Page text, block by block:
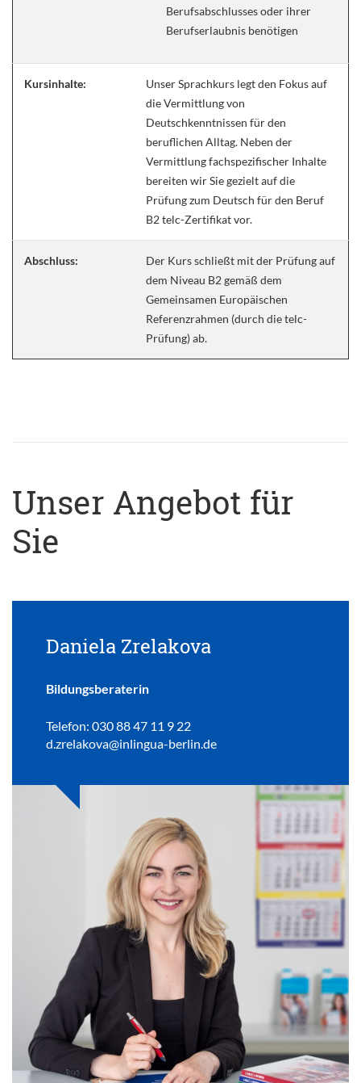
Berufsabschlusses oder ihrer
Berufserlaubnis benötigen
Kursinhalte:
Unser Sprachkurs legt den Fokus auf
die Vermittlung von
Deutschkenntnissen für den
beruflichen Alltag. Neben der
Vermittlung fachspezifischer Inhalte
bereiten wir Sie gezielt auf die
Prüfung zum Deutsch für den Beruf
B2 telc-Zertifikat vor.
Abschluss:
Der Kurs schließt mit der Prüfung auf
dem Niveau B2 gemäß dem
Gemeinsamen Europäischen
Referenzrahmen (durch die telc-
Prüfung) ab.
Unser Angebot für
Sie
Daniela Zrelakova
Bildungsberaterin
Telefon: 030 88 47 11 9 22
d.zrelakova@inlingua-berlin.de